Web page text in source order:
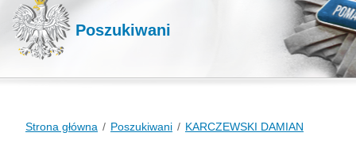
Poszukiwani
Strona główna Poszukiwani KARCZEWSKI DAMIAN